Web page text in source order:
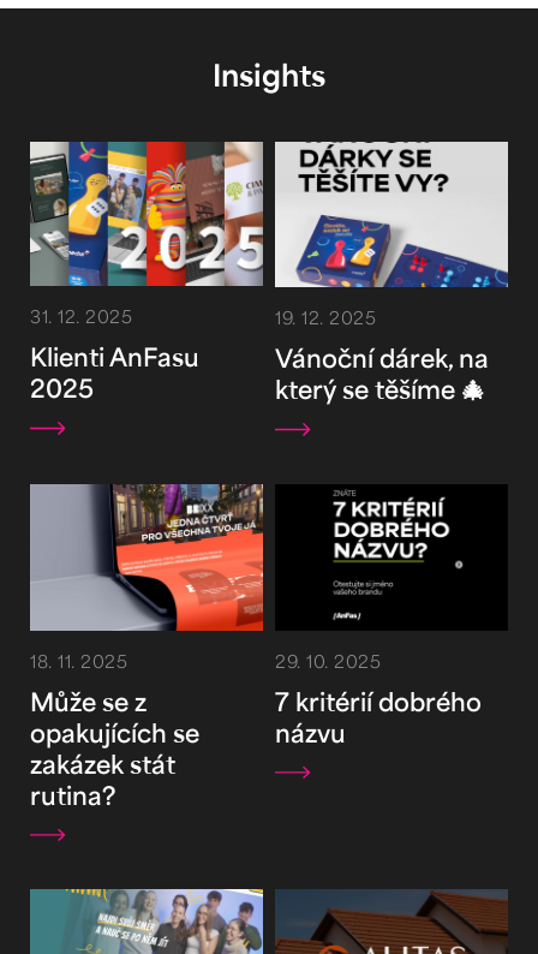
Insights
31. 12. 2025
Klienti AnFasu
2025
19. 12. 2025
Vánoční dárek, na
který se těšíme 🎄
18. 11. 2025
Může se z
opakujících se
zakázek stát
rutina?
29. 10. 2025
7 kritérií dobrého
názvu